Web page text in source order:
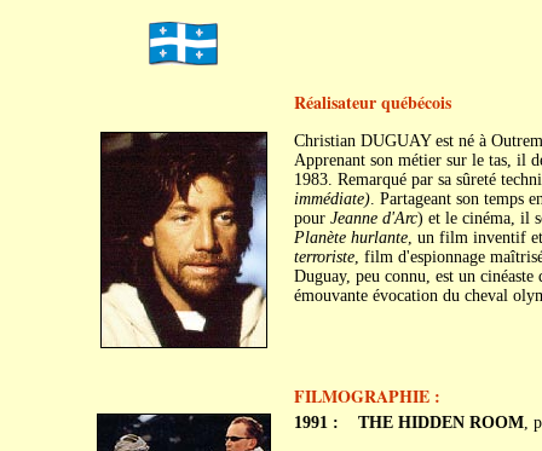
Réalisateur québécois
Christian DUGUAY est né à
Apprenant son métier sur le tas, il
1983. Remarqué par sa sûreté
immédiate). Partageant son temps
pour Jeanne d'Arc) et le cinéma, il
Planète hurlante, un film inventif
terroriste, film d'espionnage
Duguay, peu connu, est un
émouvante évocation du cheval
FILMOGRAPHIE :
1991 : THE HIDDEN ROOM,